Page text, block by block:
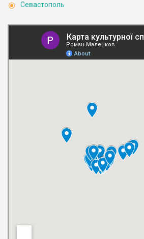
Севастополь